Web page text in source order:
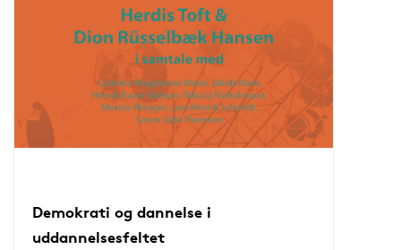
Demokrati og dannelse i
uddannelsesfeltet